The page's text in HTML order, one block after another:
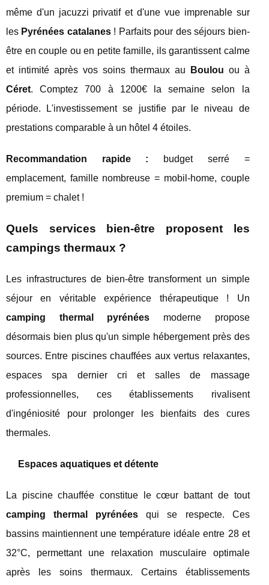
même d'un jacuzzi privatif et d'une vue imprenable sur
les Pyrénées catalanes! Parfaits pour des séjours bien-
être en couple ou en petite famille, ils garantissent calme
et intimité après vos soins thermaux au
Boulou ou à
Céret. Comptez 700 à 1200€ la semaine selon la
période. L'investissement se justifie par le niveau de
prestations comparable à un hôtel 4 étoiles.
Recommandation rapide : budget serré =
emplacement, famille nombreuse = mobil-home, couple
premium = chalet !
Quels services bien-être proposent les
campings thermaux ?
Les infrastructures de bien-être transforment un simple
séjour en véritable expérience thérapeutique ! Un
camping thermal pyrénées moderne propose
désormais bien plus qu'un simple hébergement près des
sources. Entre piscines chauffées aux vertus relaxantes,
espaces spa dernier cri et salles de massage
professionnelles, ces établissements rivalisent
d'ingéniosité pour prolonger les bienfaits des cures
thermales.
Espaces aquatiques et détente
La piscine chauffée constitue le cœur battant de tout
camping thermal pyrénées qui se respecte. Ces
bassins maintiennent une température idéale entre 28 et
32°C, permettant une relaxation musculaire optimale
après les soins thermaux. Certains établissements